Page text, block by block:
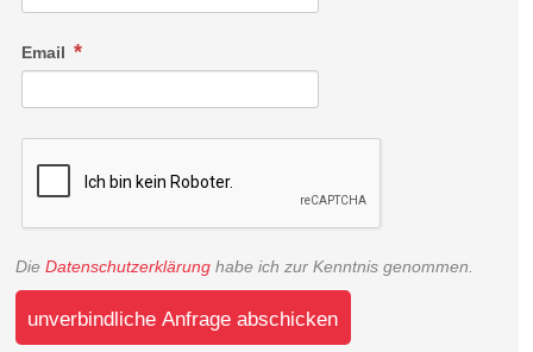
Email
Die Datenschutzerklärung habe ich zur Kenntnis genommen.
unverbindliche Anfrage abschicken